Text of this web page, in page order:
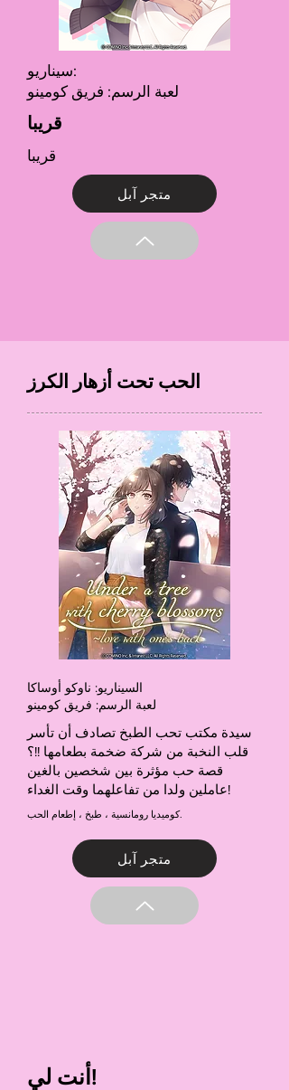
سيناريو:
لعبة الرسم: فريق كومينو
قريبا
قريبا
متجر آبل
الحب تحت أزهار الكرز
السيناريو: ناوكو أوساكا
لعبة الرسم: فريق كومينو
سيدة مكتب تحب الطبخ تصادف أن تأسر
قلب النخبة من شركة ضخمة بطعامها !!؟
قصة حب مؤثرة بين شخصين بالغين
عاملين ولدا من تفاعلهما وقت الغداء!
كوميديا رومانسية ، طبخ ، إطعام الحب.
متجر آبل
أنت لي!